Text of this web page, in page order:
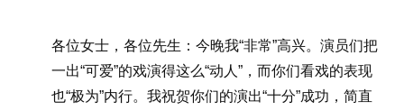
各位女士，各位先生：今晚我“非常”高兴。演员们把
一出“可爱”的戏演得这么“动人”，而你们看戏的表现
也“极为”内行。我祝贺你们的演出“十分”成功，简直